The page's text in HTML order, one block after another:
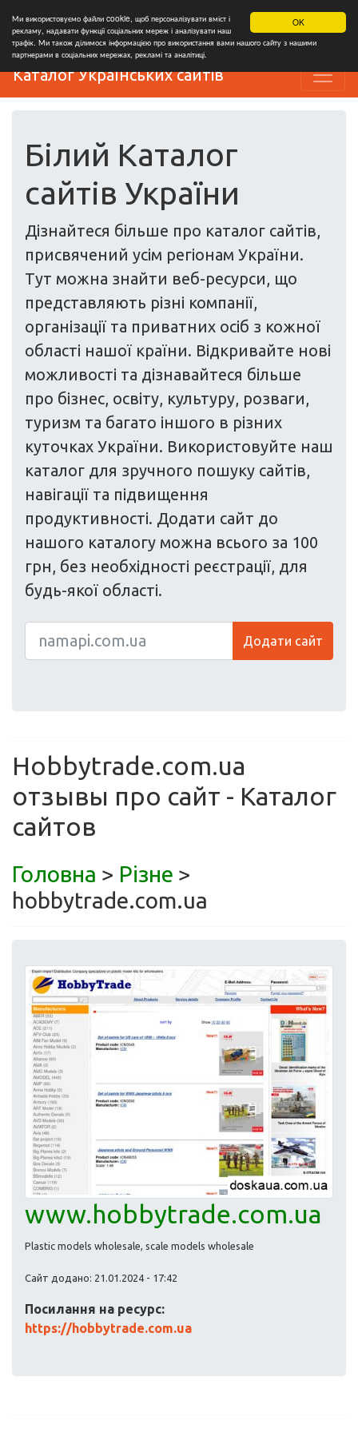
OK
Ми використовуємо файли cookie, щоб персоналізувати вміст і
рекламу, надавати функції соціальних мереж і аналізувати наш
трафік. Ми також ділимося інформацією про використання вами нашого сайту з нашими
партнерами в соціальних мережах, рекламі та аналітиці.
Каталог Українських сайтів
Білий Каталог
сайтів України
Дізнайтеся більше про каталог сайтів,
присвячений усім регіонам України.
Тут можна знайти веб-ресурси, що
представляють різні компанії,
організації та приватних осіб з кожної
області нашої країни. Відкривайте нові
можливості та дізнавайтеся більше
про бізнес, освіту, культуру, розваги,
туризм та багато іншого в різних
куточках України. Використовуйте наш
каталог для зручного пошуку сайтів,
навігації та підвищення
продуктивності. Додати сайт до
нашого каталогу можна всього за 100
грн, без необхідності реєстрації, для
будь-якої області.
Додати сайт
Hobbytrade.com.ua
отзывы про сайт - Каталог
сайтов
Головна > Різне >
hobbytrade.com.ua
www.hobbytrade.com.ua
Plastic models wholesale, scale models wholesale
Сайт додано: 21.01.2024 - 17:42
Посилання на ресурс:
https://hobbytrade.com.ua